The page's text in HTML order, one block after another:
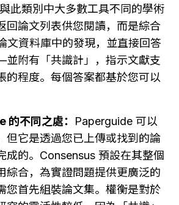
此類別中大多數工具不同的學術
回論文列表供您閱讀，而是綜合
文資料庫中的發現，並直接回答
附有「共識計」，指示文獻支
的程度。每個答案都基於您可以
不同之處： Paperguide 可以
但它是透過您已上傳或找到的論
成的。Consensus 預設在其整個
綜合，為實證問題提供更廣泛的
您首先組裝論文集。權衡是對於